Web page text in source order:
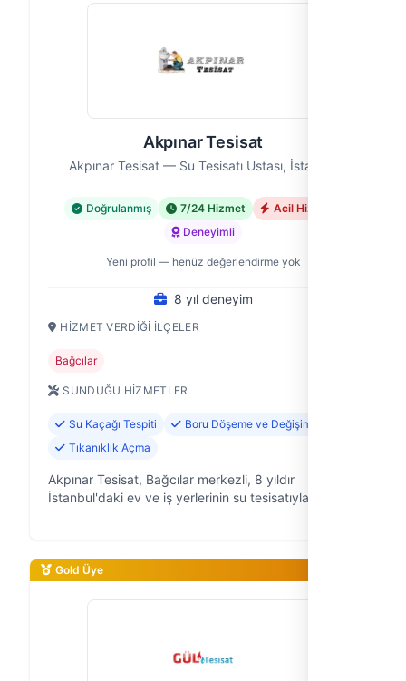
Akpınar Tesisat
Akpınar Tesisat — Su Tesisatı Ustası, İstanbul
Doğrulanmış 7/24 Hizmet
Acil Hizmet
Deneyimli
Yeni profil — henüz değerlendirme yok
8 yıl deneyim
HIZMET VERDIĞI İLÇELER
Bağcılar
SUNDUĞU HIZMETLER
Su Kaçağı Tespiti
Boru Döşeme ve Değişimi
Tıkanıklık Açma
Akpınar Tesisat, Bağcılar merkezli, 8 yıldır
İstanbul'daki ev ve iş yerlerinin su tesisatıyla ilgili
Gold Üye